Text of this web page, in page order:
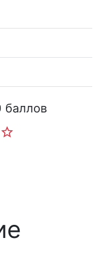
баллов
star_border